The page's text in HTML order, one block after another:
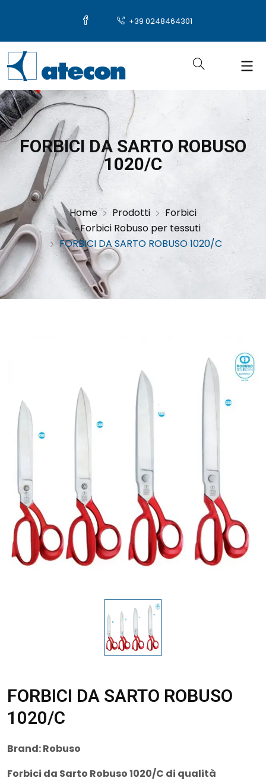
+39 0248464301
FORBICI DA SARTO ROBUSO
1020/C
Home Prodotti
Forbici
Forbici Robuso per tessuti
FORBICI DA SARTO ROBUSO 1020/C
FORBICI DA SARTO ROBUSO
1020/C
Brand:Robuso
Forbici da Sarto Robuso 1020/C di qualità